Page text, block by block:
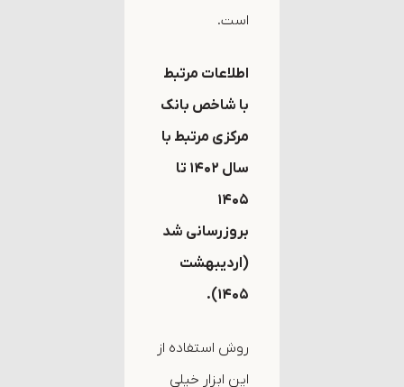
است.
اطلاعات مرتبط
با شاخص بانک
مرکزی مرتبط با
سال ۱۴۰۲ تا
۱۴۰۵
بروزرسانی شد
(اردیبهشت
۱۴۰۵).
روش استفاده از
این ابزار خیلی